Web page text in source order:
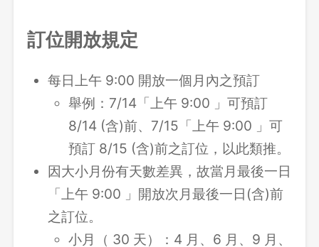
訂位開放規定
每日上午 9:00 開放一個月內之預訂
舉例：7/14「上午 9:00 」可預訂
8/14 (含)前、7/15「上午 9:00 」可
預訂 8/15 (含)前之訂位，以此類推。
因大小月份有天數差異，故當月最後一日
「上午 9:00 」開放次月最後一日(含)前
之訂位。
小月（ 30 天）：4 月、6 月、9 月、